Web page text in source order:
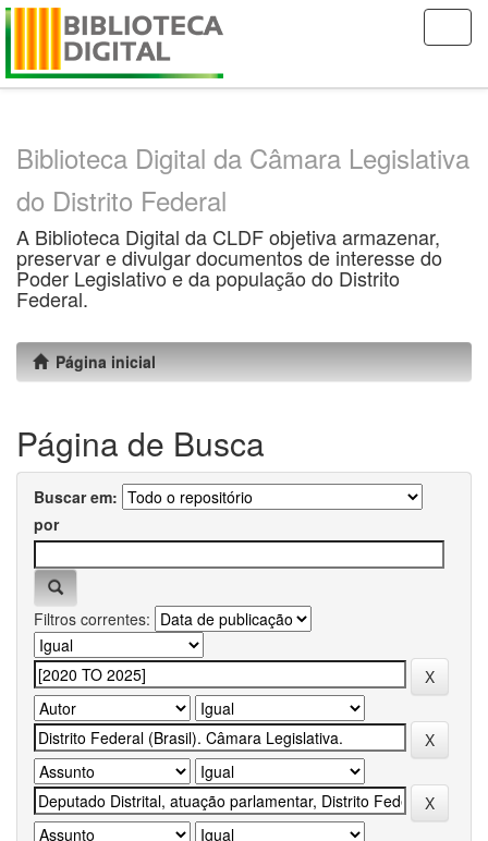
Skip
Biblioteca Digital da Câmara Legislativa
do Distrito Federal
A Biblioteca Digital da CLDF objetiva armazenar,
preservar e divulgar documentos de interesse do
Poder Legislativo e da população do Distrito
Federal.
Página inicial
Página de Busca
Buscar em:
por
Filtros correntes: